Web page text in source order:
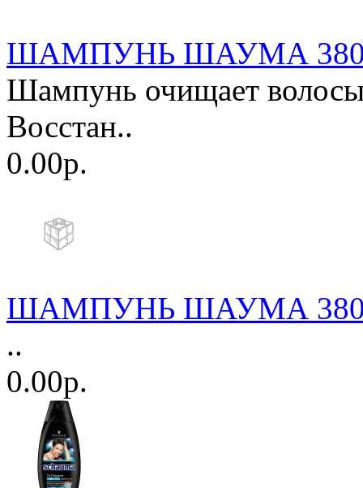
ШАМПУНЬ ШАУМА
Шампунь очищает
Восстан..
0.00р.
ШАМПУНЬ ШАУМА
..
0.00р.